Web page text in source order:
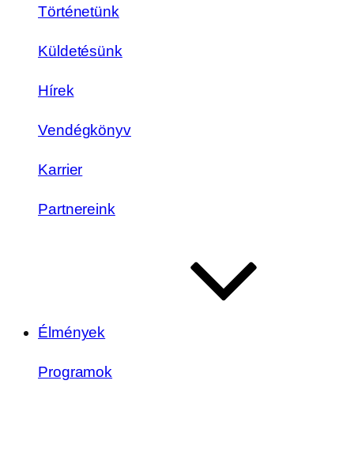
Történetünk
Küldetésünk
Hírek
Vendégkönyv
Karrier
Partnereink
Élmények
Programok